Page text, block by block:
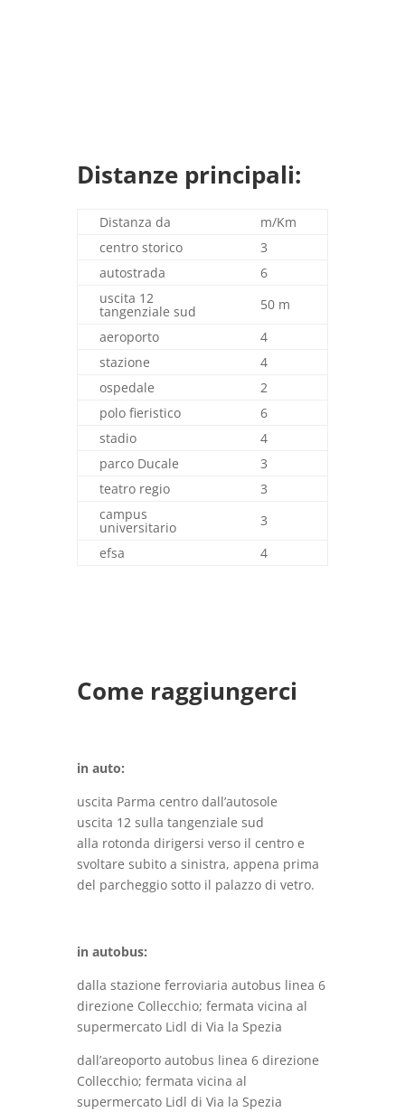
Distanze principali:
Distanza da
m/Km
centro storico
3
autostrada
6
uscita 12
tangenziale sud
50 m
aeroporto
4
stazione
4
ospedale
2
polo fieristico
6
stadio
4
parco Ducale
3
teatro regio
3
campus
universitario
3
efsa
4
Come raggiungerci
in auto:
uscita Parma centro dall’autosole
uscita 12 sulla tangenziale sud
alla rotonda dirigersi verso il centro e
svoltare subito a sinistra, appena prima
del parcheggio sotto il palazzo di vetro.
in autobus:
dalla stazione ferroviaria autobus linea 6
direzione Collecchio; fermata vicina al
supermercato Lidl di Via la Spezia
dall’areoporto autobus linea 6 direzione
Collecchio; fermata vicina al
supermercato Lidl di Via la Spezia